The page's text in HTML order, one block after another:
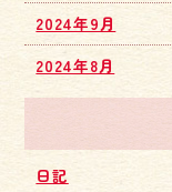
2024年9月
2024年8月
日記